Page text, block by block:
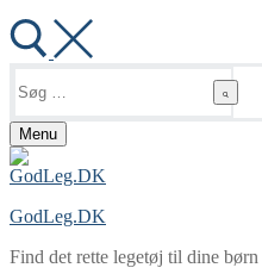
efter:
Menu
GodLeg.DK
Find det rette legetøj til dine børn